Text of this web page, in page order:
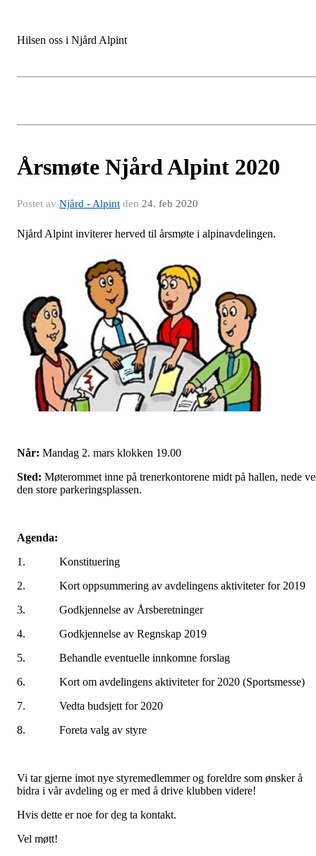
Hilsen oss i Njård Alpint
Årsmøte Njård Alpint 2020
Postet av Njård - Alpint den 24. feb 2020
Njård Alpint inviterer herved til årsmøte i alpinavdelingen.
Når: Mandag 2. mars klokken 19.00
Sted: Møterommet inne på trenerkontorene midt på hallen, nede
den store parkeringsplassen.
Agenda:
1. Konstituering
2. Kort oppsummering av avdelingens aktiviteter for 2019
3. Godkjennelse av Årsberetninger
4. Godkjennelse av Regnskap 2019
5. Behandle eventuelle innkomne forslag
6. Kort om avdelingens aktiviteter for 2020 (Sportsmesse)
7. Vedta budsjett for 2020
8. Foreta valg av styre
Vi tar gjerne imot nye styremedlemmer og foreldre som ønsker å
bidra i vår avdeling og er med å drive klubben videre!
Hvis dette er noe for deg ta kontakt.
Vel møtt!